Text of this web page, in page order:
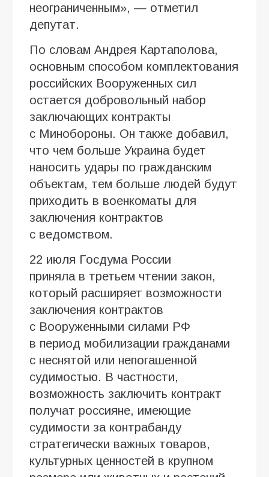
неограниченным», — отметил
депутат.
По словам Андрея Картаполова,
основным способом комплектования
российских Вооруженных сил
остается добровольный набор
заключающих контракты
с Минобороны. Он также добавил,
что чем больше Украина будет
наносить удары по гражданским
объектам, тем больше людей будут
приходить в военкоматы для
заключения контрактов
с ведомством.
22 июля Госдума России
приняла в третьем чтении закон,
который расширяет возможности
заключения контрактов
с Вооруженными силами РФ
в период мобилизации гражданами
с неснятой или непогашенной
судимостью. В частности,
возможность заключить контракт
получат россияне, имеющие
судимости за контрабанду
стратегически важных товаров,
культурных ценностей в крупном